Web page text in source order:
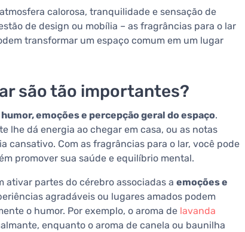
calorosa, tranquilidade e sensação de
de design ou mobília – as fragrâncias para o lar
transformar um espaço comum em um lugar
são tão importantes?
humor, emoções e percepção geral do espaço.
lhe dá energia ao chegar em casa, ou as notas
cansativo. Com as fragrâncias para o lar, você pode
promover sua saúde e equilíbrio mental.
partes do cérebro associadas a emoções e
agradáveis ou lugares amados podem
o humor. Por exemplo, o aroma de lavanda
enquanto o aroma de canela ou baunilha